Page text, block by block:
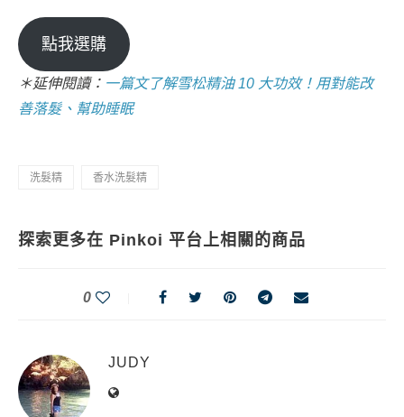
點我選購
＊延伸閱讀： 一篇文了解雪松精油 10 大功效！用對能改
善落髮、幫助睡眠
洗髮精 香水洗髮精
探索更多在 Pinkoi 平台上相關的商品
0
JUDY